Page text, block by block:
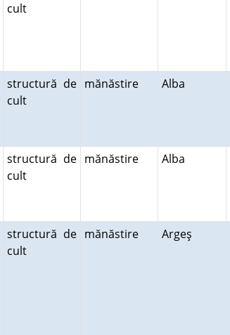
cult
structură de
cult
mănăstire Alba
structură de
cult
mănăstire Alba
structură de
cult
mănăstire Argeş